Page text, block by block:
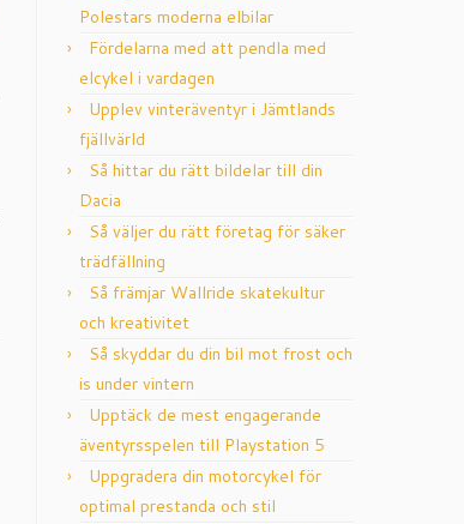
Polestars moderna elbilar
Fördelarna med att pendla med
elcykel i vardagen
Upplev vinteräventyr i Jämtlands
fjällvärld
Så hittar du rätt bildelar till din
Dacia
Så väljer du rätt företag för säker
trädfällning
Så främjar Wallride skatekultur
och kreativitet
Så skyddar du din bil mot frost och
is under vintern
Upptäck de mest engagerande
äventyrsspelen till Playstation 5
Uppgradera din motorcykel för
optimal prestanda och stil